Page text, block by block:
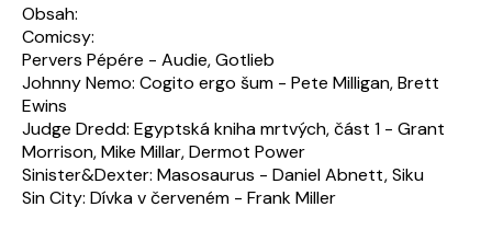
Obsah:
Comicsy:
Pervers Pépére - Audie, Gotlieb
Johnny Nemo: Cogito ergo šum - Pete Milligan, Brett
Ewins
Judge Dredd: Egyptská kniha mrtvých, část 1 - Grant
Morrison, Mike Millar, Dermot Power
Sinister&Dexter: Masosaurus - Daniel Abnett, Siku
Sin City: Dívka v červeném - Frank Miller